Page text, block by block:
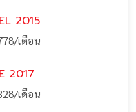
2015
เดือน
2017
เดือน